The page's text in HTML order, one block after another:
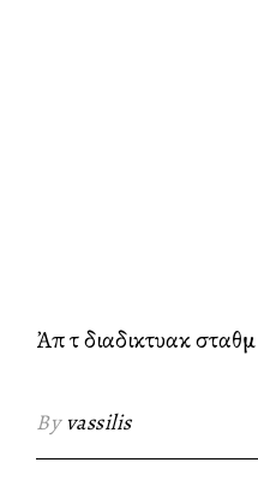
Ἀπὸ τὸ διαδικτυακὸ
Byvassilis